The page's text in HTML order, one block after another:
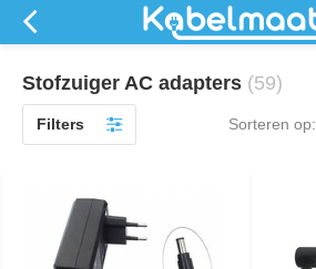
Stofzuiger AC adapters (59)
Filters Sorteren op: